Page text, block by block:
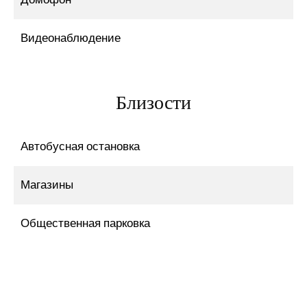
Видеонаблюдение
Близости
Автобусная остановка
Магазины
Общественная парковка